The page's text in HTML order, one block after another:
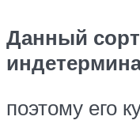
Данный сорт
поэтому его